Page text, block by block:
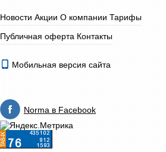
Новости Акции О компании Тарифы
Публичная оферта Контакты
Мобильная версия сайта
Norma в Facebook